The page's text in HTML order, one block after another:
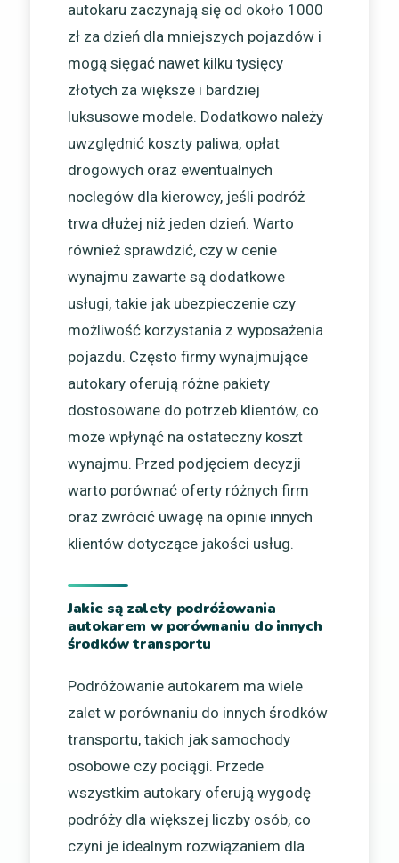
autokaru zaczynają się od około 1000
zł za dzień dla mniejszych pojazdów i
mogą sięgać nawet kilku tysięcy
złotych za większe i bardziej
luksusowe modele. Dodatkowo należy
uwzględnić koszty paliwa, opłat
drogowych oraz ewentualnych
noclegów dla kierowcy, jeśli podróż
trwa dłużej niż jeden dzień. Warto
również sprawdzić, czy w cenie
wynajmu zawarte są dodatkowe
usługi, takie jak ubezpieczenie czy
możliwość korzystania z wyposażenia
pojazdu. Często firmy wynajmujące
autokary oferują różne pakiety
dostosowane do potrzeb klientów, co
może wpłynąć na ostateczny koszt
wynajmu. Przed podjęciem decyzji
warto porównać oferty różnych firm
oraz zwrócić uwagę na opinie innych
klientów dotyczące jakości usług.
Jakie są zalety podróżowania
autokarem w porównaniu do innych
środków transportu
Podróżowanie autokarem ma wiele
zalet w porównaniu do innych środków
transportu, takich jak samochody
osobowe czy pociągi. Przede
wszystkim autokary oferują wygodę
podróży dla większej liczby osób, co
czyni je idealnym rozwiązaniem dla